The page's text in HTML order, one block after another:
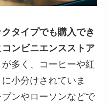
タイプでも購入でき
コンビニエンスストア
多く、コーヒーや紅
小分けされていま
ンやローソンなどで